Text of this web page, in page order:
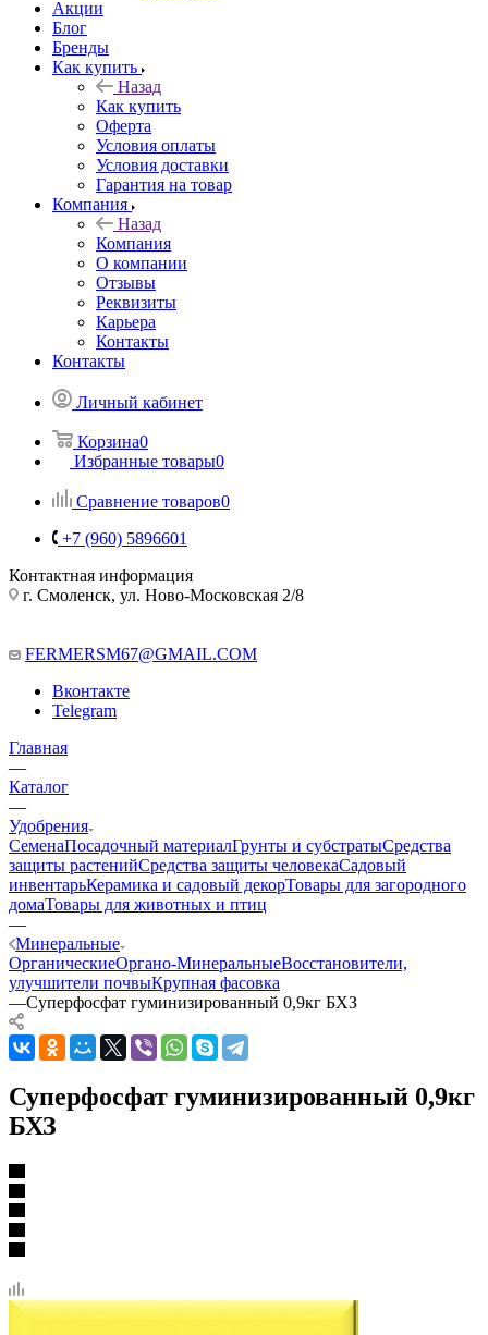
Акции
Блог
Бренды
Как купить
Назад
Как купить
Оферта
Условия оплаты
Условия доставки
Гарантия на товар
Компания
Назад
Компания
О компании
Отзывы
Реквизиты
Карьера
Контакты
Контакты
Личный кабинет
Корзина0
Избранные товары0
Сравнение товаров0
+7 (960) 5896601
Контактная информация
г. Смоленск, ул. Ново-Московская 2/8
FERMERSM67@GMAIL.COM
Вконтакте
Telegram
Главная
—
Каталог
—
Удобрения
СеменаПосадочный материалГрунты и субстратыСредства
защиты растенийСредства защиты человекаСадовый
инвентарьКерамика и садовый декорТовары для загородного
домаТовары для животных и птиц
—
Минеральные
ОрганическиеОргано-МинеральныеВосстановители,
улучшители почвыКрупная фасовка
—Суперфосфат гуминизированный 0,9кг БХЗ
Суперфосфат гуминизированный 0,9кг
БХЗ